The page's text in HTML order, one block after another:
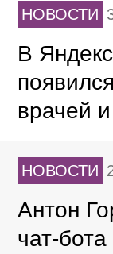
НОВОСТИ
В
врачей
НОВОСТИ
Антон
чат-